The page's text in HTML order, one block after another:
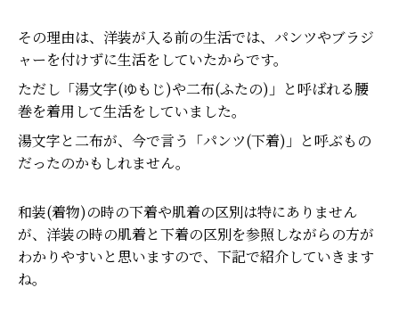
その理由は、洋装が入る前の生活では、パンツやブラジ
ャーを付けずに生活をしていたからです。
ただし「湯文字(ゆもじ)や二布(ふたの)」と呼ばれる腰
巻を着用して生活をしていました。
湯文字と二布が、今で言う「パンツ(下着)」と呼ぶもの
だったのかもしれません。
和装(着物)の時の下着や肌着の区別は特にありません
が、洋装の時の肌着と下着の区別を参照しながらの方が
わかりやすいと思いますので、下記で紹介していきます
ね。